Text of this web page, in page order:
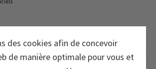
des cookies afin de concevoir
de manière optimale pour vous et